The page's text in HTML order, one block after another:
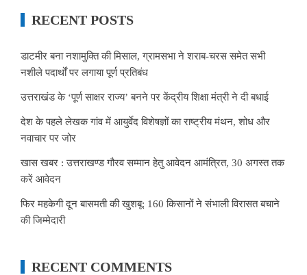
RECENT POSTS
डाटमीर बना नशामुक्ति की मिसाल, ग्रामसभा ने शराब-चरस समेत सभी
नशीले पदार्थों पर लगाया पूर्ण प्रतिबंध
उत्तराखंड के ‘पूर्ण साक्षर राज्य’ बनने पर केंद्रीय शिक्षा मंत्री ने दी बधाई
देश के पहले लेखक गांव में आयुर्वेद विशेषज्ञों का राष्ट्रीय मंथन, शोध और
नवाचार पर जोर
खास खबर : उत्तराखण्ड गौरव सम्मान हेतु आवेदन आमंत्रित, 30 अगस्त तक
करें आवेदन
फिर महकेगी दून बासमती की खुशबू: 160 किसानों ने संभाली विरासत बचाने
की जिम्मेदारी
RECENT COMMENTS